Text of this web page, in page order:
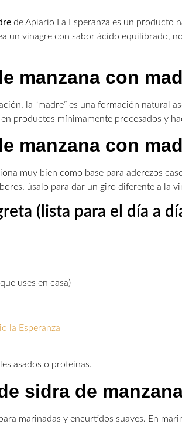
de Apiario La Esperanza es un producto
un vinagre con sabor ácido equilibrado,
manzana con
la “madre” es una formación natural
productos mínimamente procesados y
manzana con
muy bien como base para aderezos
úsalo para dar un giro diferente a la
(lista para el día a
uses en casa)
la Esperanza
asados o proteínas.
sidra de
marinadas y encurtidos suaves. En